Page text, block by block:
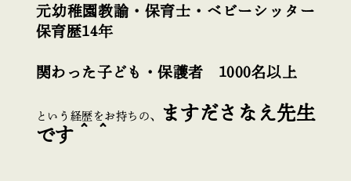
元幼稚園教諭・保育士・ベビーシッター
保育歴14年
関わった子ども・保護者 1000名以上
という経歴をお持ちの、
ますださなえ先生
です＾＾